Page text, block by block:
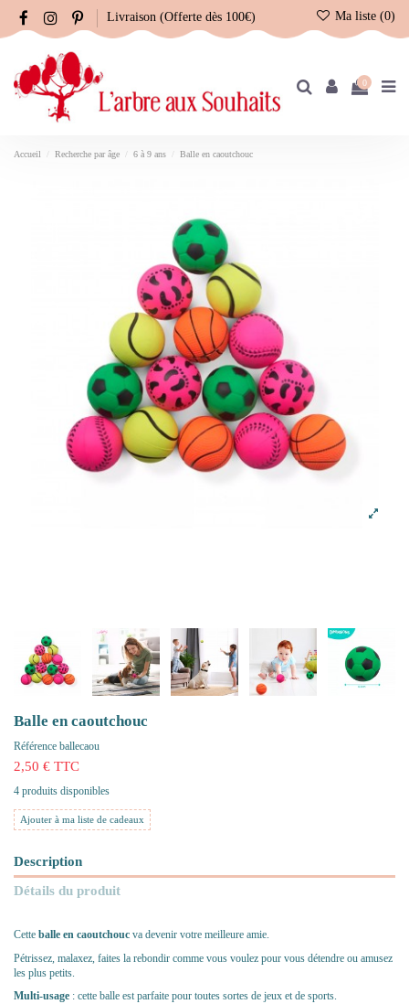
Livraison (Offerte dès 100€) Ma liste (0)
0
Accueil Recherche par âge 6 à 9 ans Balle en caoutchouc
Balle en caoutchouc
Référence ballecaou
2,50 € TTC
4 produits disponibles
Ajouter à ma liste de cadeaux
Description
Détails du produit
Cette balle en caoutchouc va devenir votre meilleure amie.
Pétrissez, malaxez, faites la rebondir comme vous voulez pour vous détendre ou amusez
les plus petits.
Multi-usage : cette balle est parfaite pour toutes sortes de jeux et de sports.